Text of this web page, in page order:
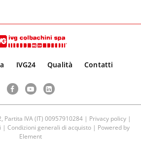
IVG24 Qualità Contatti
FacebookYouTubeLinkedIn
Partita IVA (IT) 00957910284 | Privacy policy |
| Condizioni generali di acquisto| Powered by
Element